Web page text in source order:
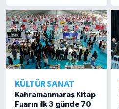
KÜLTÜR SANAT
Kahramanmaraş Kitap
Fuarın ilk 3 günde 70